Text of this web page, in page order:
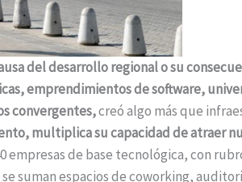
del desarrollo regional o su
emprendimientos de software,
convergentes,creó algo más que
multiplica su capacidad de atraer
empresas de base tecnológica, con
suman espacios de coworking,